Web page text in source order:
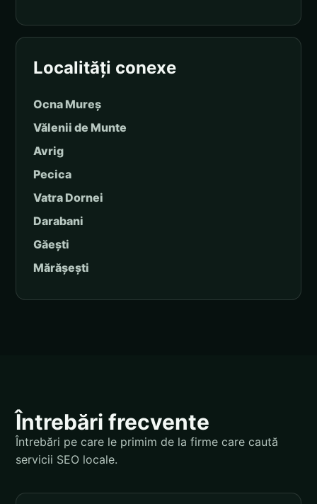
Localități conexe
Ocna Mureș
Vălenii de Munte
Avrig
Pecica
Vatra Dornei
Darabani
Găești
Mărășești
Întrebări frecvente
Întrebări pe care le primim de la firme care caută
servicii SEO locale.